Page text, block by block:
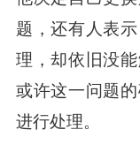
题，还有人表
理，却依旧没
或许这一问题
进行处理。